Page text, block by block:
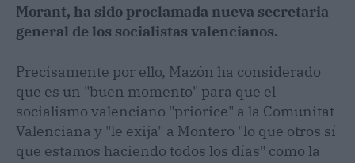
Morant, ha sido proclamada nueva secretaria
general de los socialistas valencianos.
Precisamente por ello, Mazón ha considerado
que es un "buen momento" para que el
socialismo valenciano "priorice" a la Comunitat
Valenciana y "le exija" a Montero "lo que otros sí
que estamos haciendo todos los días" como la